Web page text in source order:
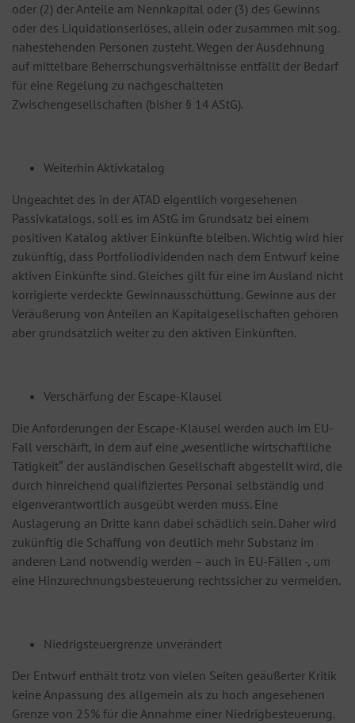
oder (2) der Anteile am Nennkapital oder (3) des Gewinns
oder des Liquidationserlöses, allein oder zusammen mit sog.
nahestehenden Personen zusteht. Wegen der Ausdehnung
auf mittelbare Beherrschungsverhältnisse entfällt der Bedarf
für eine Regelung zu nachgeschalteten
Zwischengesellschaften (bisher § 14 AStG).
Weiterhin Aktivkatalog
Ungeachtet des in der ATAD eigentlich vorgesehenen
Passivkatalogs, soll es im AStG im Grundsatz bei einem
positiven Katalog aktiver Einkünfte bleiben. Wichtig wird hier
zukünftig, dass Portfoliodividenden nach dem Entwurf keine
aktiven Einkünfte sind. Gleiches gilt für eine im Ausland nicht
korrigierte verdeckte Gewinnausschüttung. Gewinne aus der
Veräußerung von Anteilen an Kapitalgesellschaften gehören
aber grundsätzlich weiter zu den aktiven Einkünften.
Verschärfung der Escape-Klausel
Die Anforderungen der Escape-Klausel werden auch im EU-
Fall verschärft, in dem auf eine „wesentliche wirtschaftliche
Tätigkeit″ der ausländischen Gesellschaft abgestellt wird, die
durch hinreichend qualifiziertes Personal selbständig und
eigenverantwortlich ausgeübt werden muss. Eine
Auslagerung an Dritte kann dabei schädlich sein. Daher wird
zukünftig die Schaffung von deutlich mehr Substanz im
anderen Land notwendig werden – auch in EU-Fällen -, um
eine Hinzurechnungsbesteuerung rechtssicher zu vermeiden.
Niedrigsteuergrenze unverändert
Der Entwurf enthält trotz von vielen Seiten geäußerter Kritik
keine Anpassung des allgemein als zu hoch angesehenen
Grenze von 25% für die Annahme einer Niedrigbesteuerung.